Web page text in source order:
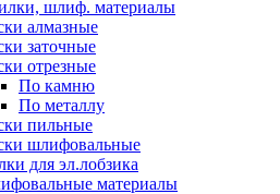
шлиф. материалы
алмазные
заточные
отрезные
По камню
По металлу
пильные
шлифовальные
для эл.лобзика
материалы